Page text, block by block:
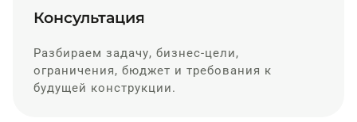
Консультация
Разбираем задачу, бизнес-цели,
ограничения, бюджет и требования к
будущей конструкции.